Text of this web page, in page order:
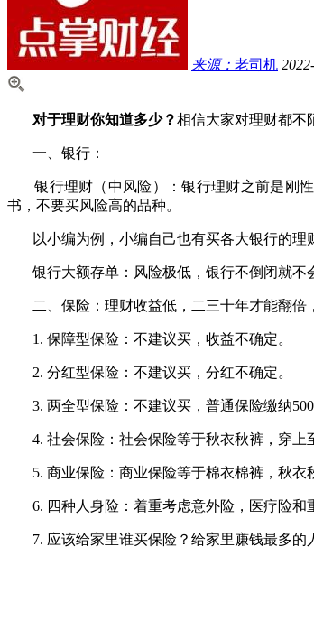
来源： 老司机
对于理财你知道多少？相信大家对理财都不
一、银行：
银行理财（中风险）：银行理财之前是刚性
书，不要买风险高的品种。
以小编为例，小编自己也有买各大银行的理
银行大额存单：风险极低，银行不倒闭就不
二、保险：理财收益低，二三十年才能翻倍
1. 保障型保险：不建议买，收益不确定。
2. 分红型保险：不建议买，分红不确定。
3. 两全型保险：不建议买，普通保险缴纳
4. 社会保险：社会保险等于秋衣秋裤，穿上
5. 商业保险：商业保险等于棉衣棉裤，秋衣
6. 四种人身险：着重考虑意外险，医疗险和
7. 应该给家里谁买保险？给家里赚钱最多的